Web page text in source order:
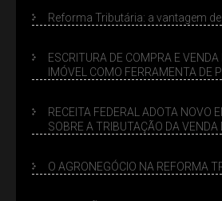
Reforma Tributária: a vantagem
ESCRITURA DE COMPRA E VENDA
IMÓVEL COMO FERRAMENTA DE
RECEITA FEDERAL ADOTA NOVO
SOBRE A TRIBUTAÇÃO DA VENDA
O AGRONEGÓCIO NA REFORMA